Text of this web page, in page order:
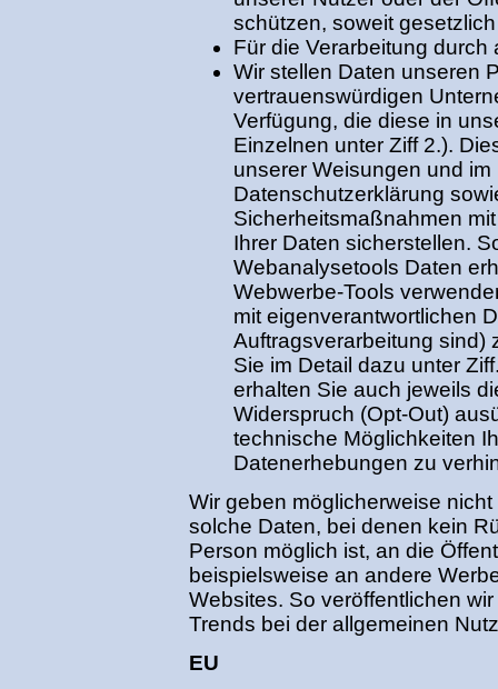
schützen, soweit
Für die Verarbeitung durch
Wir stellen Daten unseren
vertrauenswürdigen
Verfügung, die diese in
Einzelnen unter Ziff 2.).
unserer Weisungen und
Datenschutzerklärung
Sicherheitsmaßnahmen
Ihrer Daten sicherstellen.
Webanalysetools Daten
Webwerbe-Tools
mit eigenverantwortlichen
Auftragsverarbeitung sind)
Sie im Detail dazu unter
erhalten Sie auch jeweils
Widerspruch (Opt-Out)
technische Möglichkeiten
Datenerhebungen zu
Wir geben möglicherweise
solche Daten, bei denen kein
Person möglich ist, an die
beispielsweise an andere
Websites. So veröffentlichen
Trends bei der allgemeinen
EU